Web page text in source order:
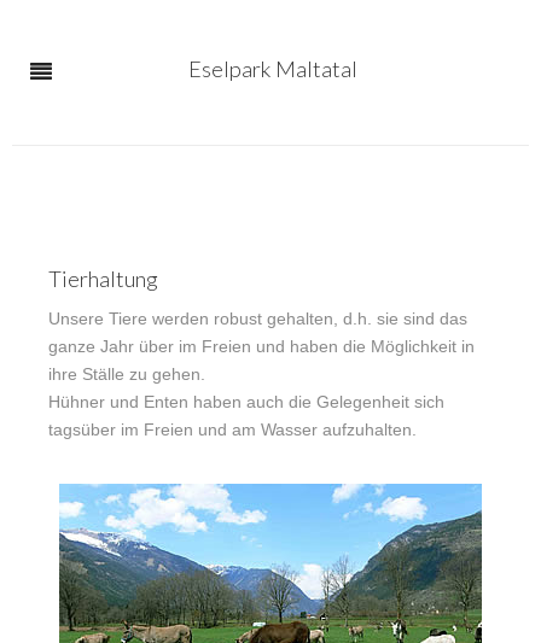
Eselpark Maltatal
Tierhaltung
Unsere Tiere werden robust gehalten, d.h. sie sind das
ganze Jahr über im Freien und haben die Möglichkeit in
ihre Ställe zu gehen.
Hühner und Enten haben auch die Gelegenheit sich
tagsüber im Freien und am Wasser aufzuhalten.